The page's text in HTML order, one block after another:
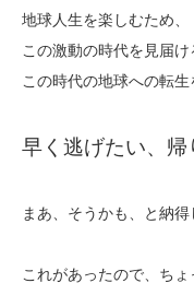
地球人生を楽しむため、
この激動の時代を見届け
この時代の地球への転生
早く逃げたい、帰
まあ、そうかも、と納得
これがあったので、ちょ